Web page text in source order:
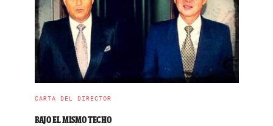
CARTA DEL DIRECTOR
BAJO EL MISMO TECHO